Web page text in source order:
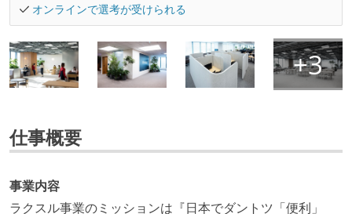
オンラインで選考が受けられる
仕事概要
事業内容
ラクスル事業のミッションは『日本でダントツ「便利」